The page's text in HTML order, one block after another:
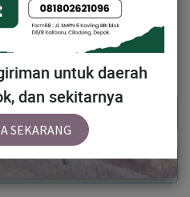
to Cart
Now
untuk daerah
dan sekitarnya
SEKARANG